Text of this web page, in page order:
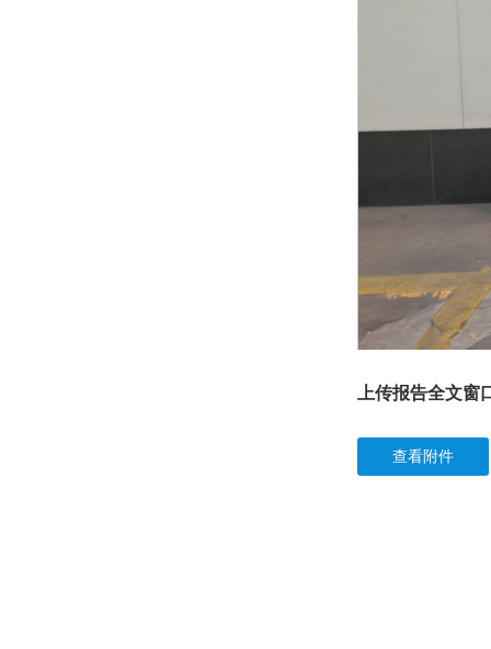
上传报告全文窗
查看附件